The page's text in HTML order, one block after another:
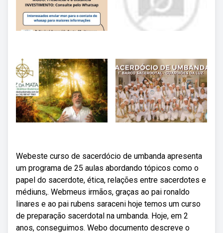
Webeste curso de sacerdócio de umbanda apresenta
um programa de 25 aulas abordando tópicos como o
papel do sacerdote, ética, relações entre sacerdotes e
médiuns,. Webmeus irmãos, graças ao pai ronaldo
linares e ao pai rubens saraceni hoje temos um curso
de preparação sacerdotal na umbanda. Hoje, em 2
anos, conseguimos. Webo documento descreve o